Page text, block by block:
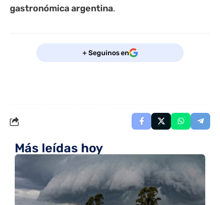
gastronómica argentina.
+ Seguinos en
Más leídas hoy